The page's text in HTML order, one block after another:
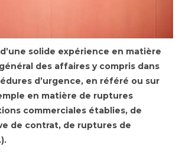
solide expérience en matière
des affaires y compris dans
d’urgence, en référé ou sur
en matière de ruptures
commerciales établies, de
de contrat, de ruptures de